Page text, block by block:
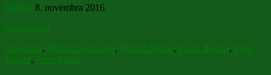
JaPiKu 8. novembra 2016
Nezaradené
Juraj Raši, Marian Suchomel, Michal Šimko, Pavol Bereza, Peter
Kunzo, Peter Raitel